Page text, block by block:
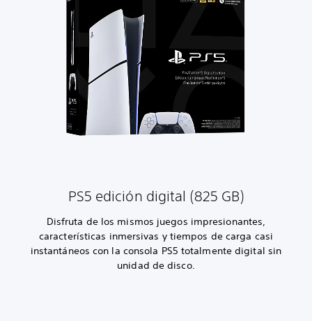
PS5 edición digital (825 GB)
Disfruta de los mismos juegos impresionantes,
características inmersivas y tiempos de carga casi
instantáneos con la consola PS5 totalmente digital sin
unidad de disco.